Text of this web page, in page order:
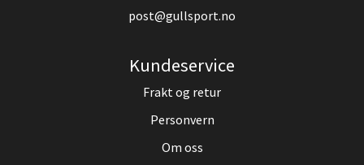
post@gullsport.no
Kundeservice
Frakt og retur
Personvern
Om oss